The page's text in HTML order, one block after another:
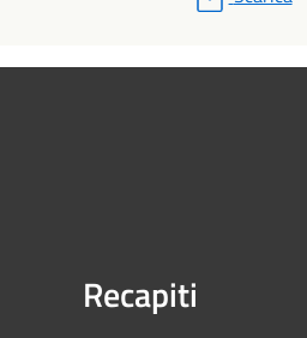
Recapiti